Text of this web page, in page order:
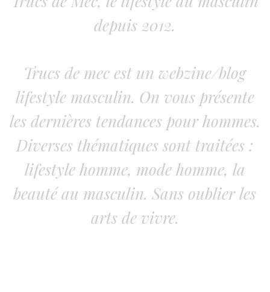
depuis 2012.
Trucs de mec est un webzine/blog
lifestyle masculin. On vous présente
les dernières tendances pour hommes.
Diverses thématiques sont traitées :
lifestyle homme, mode homme, la
beauté au masculin. Sans oublier les
arts de vivre.